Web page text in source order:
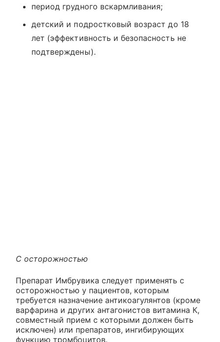
период грудного вскармливания;
детский и подростковый возраст до 18
лет (эффективность и безопасность не
подтверждены).
С осторожностью
Препарат Имбрувика следует применять с
осторожностью у пациентов, которым
требуется назначение антикоагулянтов (кроме
варфарина и других антагонистов витамина К,
совместный прием с которыми должен быть
исключен) или препаратов, ингибирующих
функцию тромбоцитов.